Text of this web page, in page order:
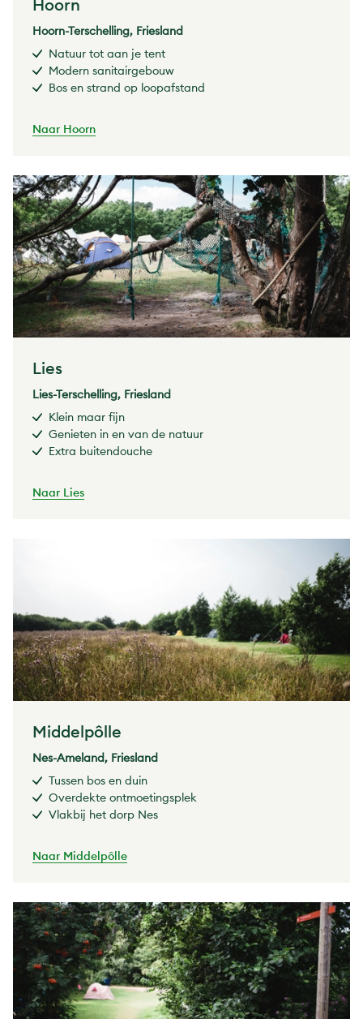
Hoorn
Hoorn-Terschelling, Friesland
Natuur tot aan je tent
Modern sanitairgebouw
Bos en strand op loopafstand
Naar Hoorn
Lies
Lies-Terschelling, Friesland
Klein maar fijn
Genieten in en van de natuur
Extra buitendouche
Naar Lies
Middelpôlle
Nes-Ameland, Friesland
Tussen bos en duin
Overdekte ontmoetingsplek
Vlakbij het dorp Nes
Naar Middelpôlle